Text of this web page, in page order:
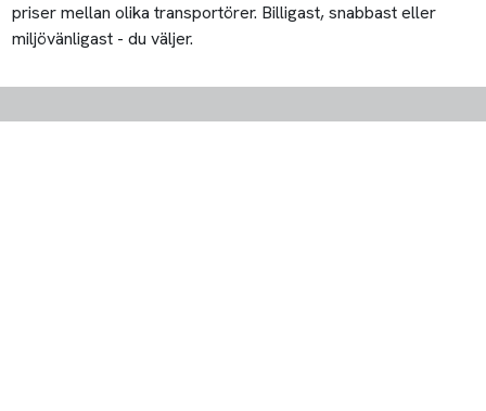
priser mellan olika transportörer. Billigast, snabbast eller
miljövänligast - du väljer.